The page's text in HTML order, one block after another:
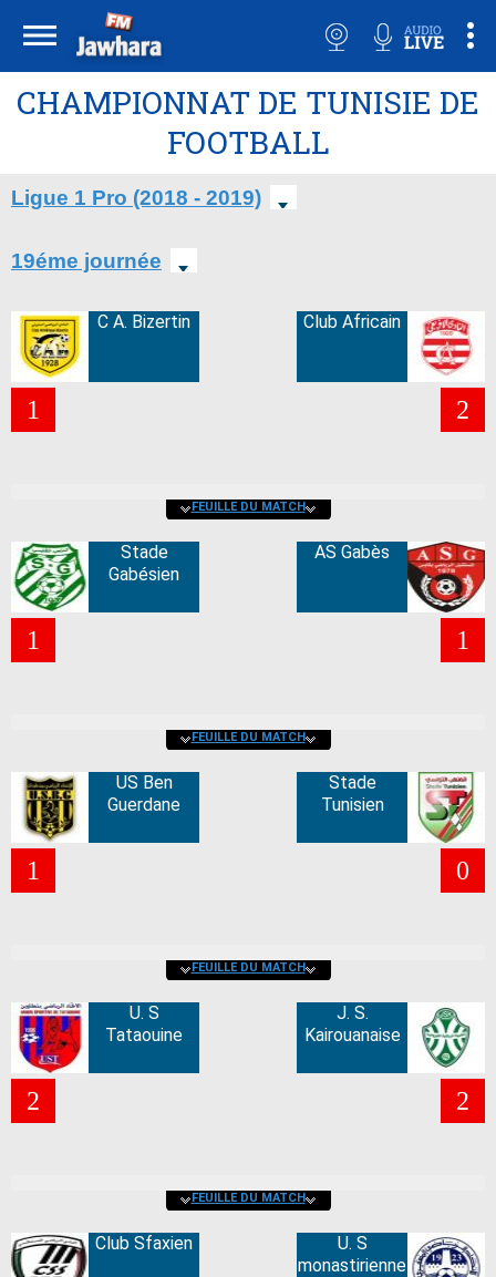
CHAMPIONNAT DE TUNISIE DE
FOOTBALL
Ligue 1 Pro (2018 - 2019)
19éme journée
C A. Bizertin
1
Club Africain
2
FEUILLE DU MATCH
Stade
Gabésien
1
AS Gabès
1
FEUILLE DU MATCH
US Ben
Guerdane
1
Stade
Tunisien
0
FEUILLE DU MATCH
U. S
Tataouine
2
J. S.
Kairouanaise
2
FEUILLE DU MATCH
Club Sfaxien
U. S
monastirienne